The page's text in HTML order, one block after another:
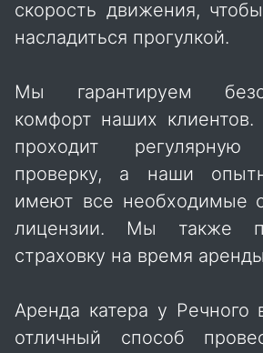
скорость движения,
насладиться прогулкой.
Мы гарантируем
комфорт наших
проходит регулярную
проверку, а наши
имеют все необходимые
лицензии. Мы также
страховку на время
Аренда катера у Речного
отличный способ